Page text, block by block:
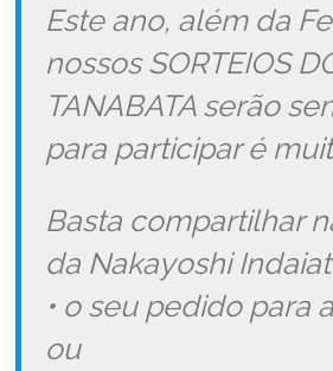
Este ano, além da
nossos SORTEIOS
TANABATA serão
para participar é
Basta compartilhar
da Nakayoshi
• o seu pedido para
ou